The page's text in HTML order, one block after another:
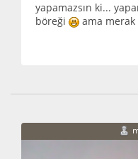
yapamazsın ki...
böreği
ama